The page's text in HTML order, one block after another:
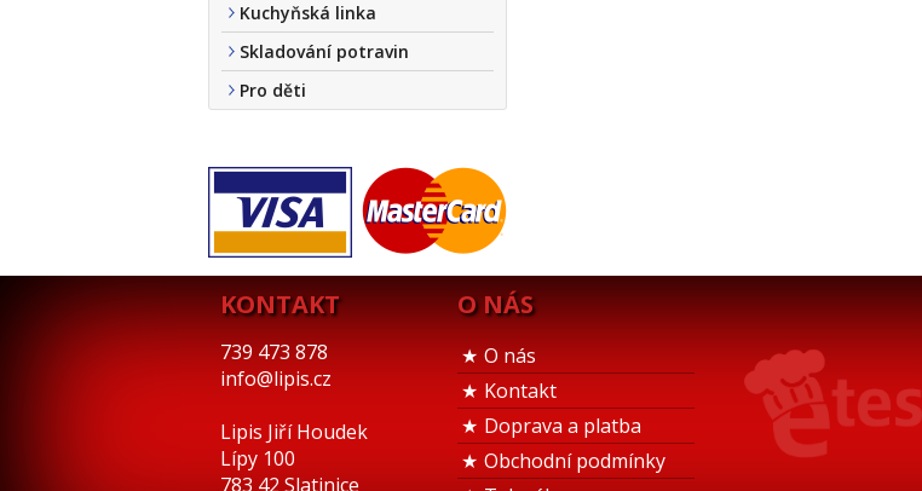
Kuchyňská linka
Skladování potravin
Pro děti
KONTAKT
739 473 878
info@lipis.cz
Lipis Jiří Houdek
Lípy 100
783 42 Slatinice
O NÁS
O nás
Kontakt
Doprava a platba
Obchodní podmínky